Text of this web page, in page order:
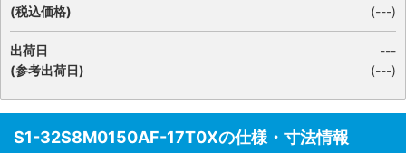
(税込価格)
(---)
出荷日
(参考出荷日)
---
(---)
S1-32S8M0150AF-17T0Xの仕様・寸法情報